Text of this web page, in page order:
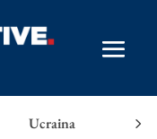
Ucraina